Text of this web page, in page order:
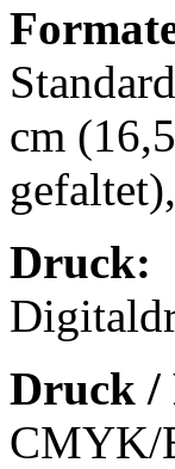
cm
Druck:
Druck /
CMYK/